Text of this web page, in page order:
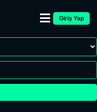
Giriş Yap